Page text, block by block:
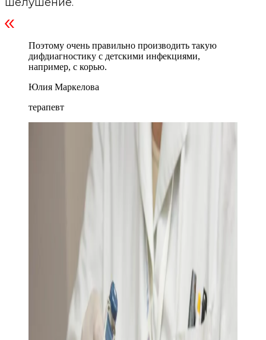
Поэтому очень правильно производить такую
дифдиагностику с детскими инфекциями,
например, с корью.
Юлия Маркелова
терапевт